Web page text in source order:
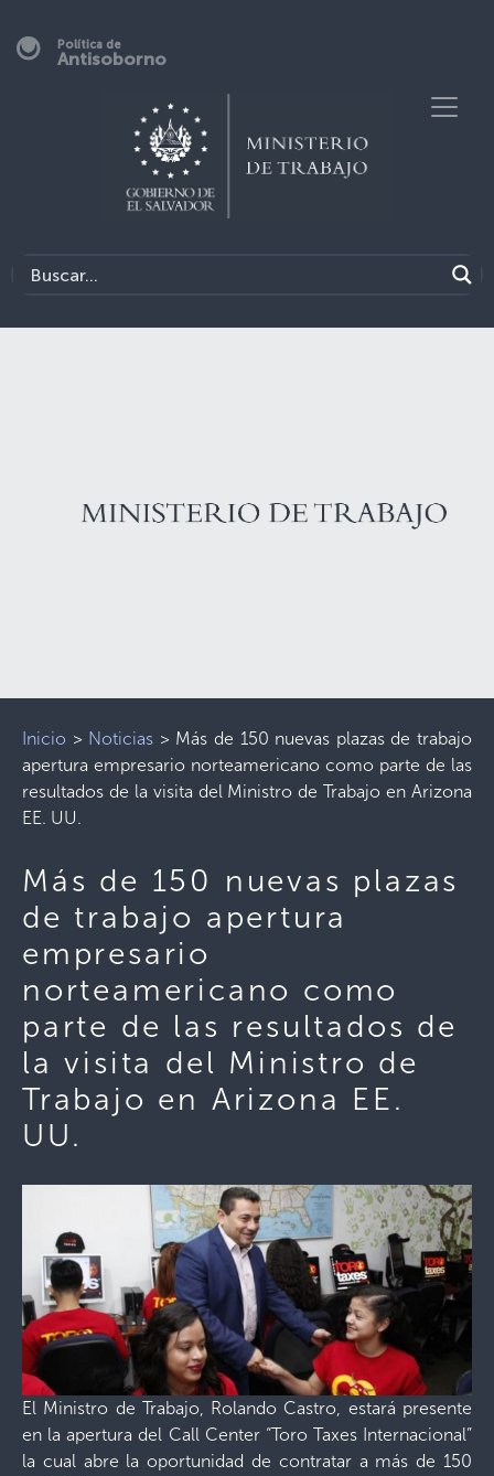
Política de
Antisoborno
Inicio > Noticias > Más de 150 nuevas plazas de trabajo
apertura empresario norteamericano como parte de las
resultados de la visita del Ministro de Trabajo en Arizona
EE. UU.
Más de 150 nuevas plazas
de trabajo apertura
empresario
norteamericano como
parte de las resultados de
la visita del Ministro de
Trabajo en Arizona EE.
UU.
El Ministro de Trabajo, Rolando Castro, estará presente
en la apertura del Call Center “Toro Taxes Internacional”
la cual abre la oportunidad de contratar a más de 150